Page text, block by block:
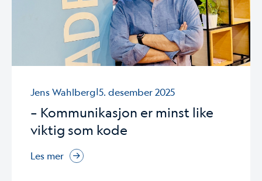
Jens Wahlberg|5. desember 2025
– Kommunikasjon er minst like
viktig som kode
Les mer